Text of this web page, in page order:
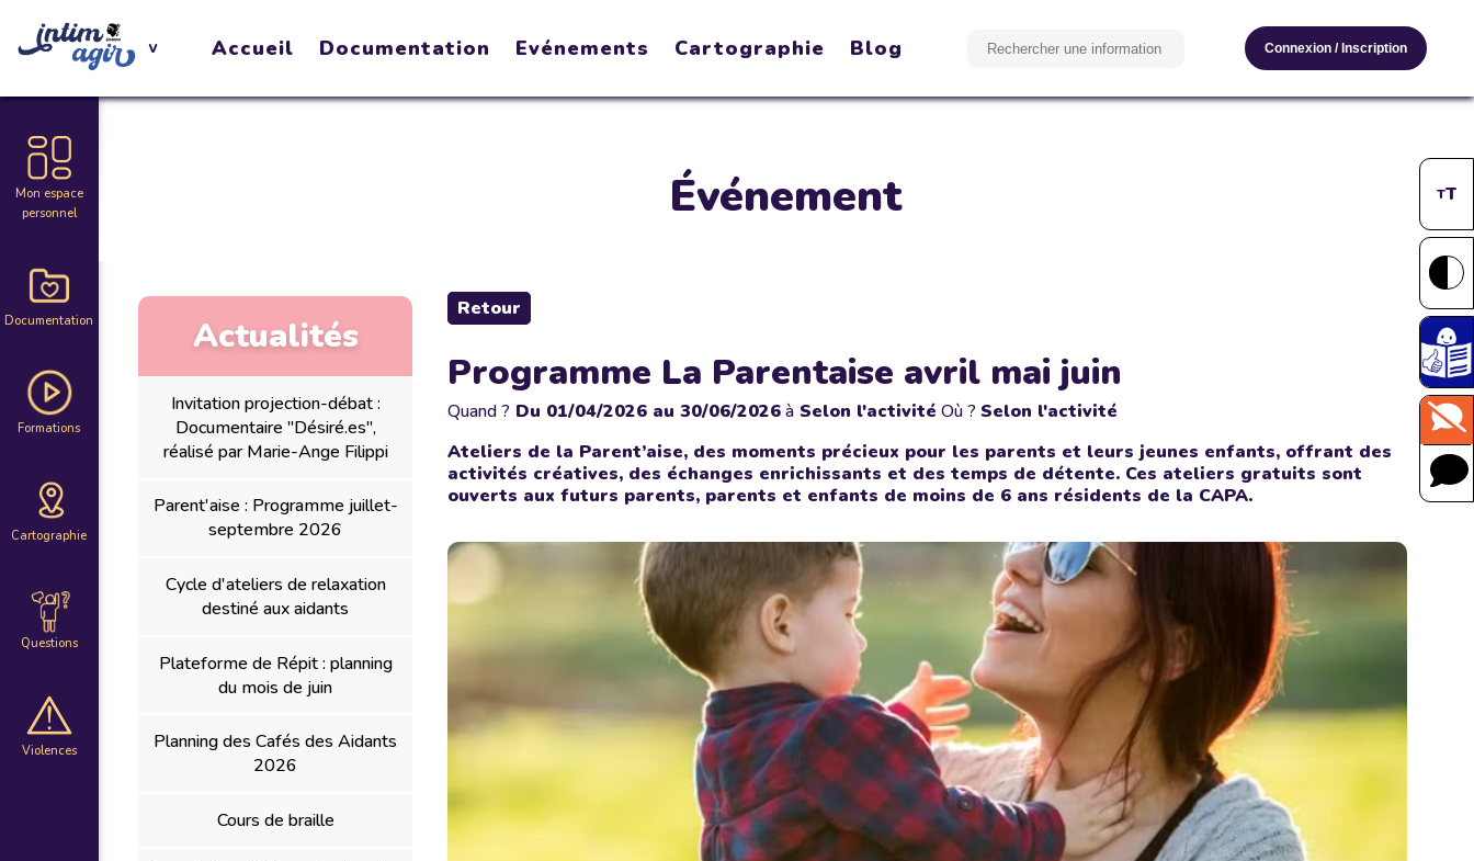
TT
Accueil Documentation Evénements Cartographie Blog Connexion/ Inscription
Mon espace
personnel
Documentation
Formations
Cartographie
Questions
Violences
Événement
Actualités
Invitation projection-débat :
Documentaire "Désiré.es",
réalisé par Marie-Ange Filippi
Parent'aise : Programme juillet-
septembre 2026
Cycle d'ateliers de relaxation
destiné aux aidants
Plateforme de Répit : planning
du mois de juin
Planning des Cafés des Aidants
2026
Cours de braille
Retour
Programme La Parentaise avril mai juin
Quand ? Du 01/04/2026 au 30/06/2026à Selon l'activité Où ?Selon l'activité
Ateliers de la Parent’aise, des moments précieux pour les parents et leurs jeunes enfants, offrant des
activités créatives, des échanges enrichissants et des temps de détente. Ces ateliers gratuits sont
ouverts aux futurs parents, parents et enfants de moins de 6 ans résidents de la CAPA.